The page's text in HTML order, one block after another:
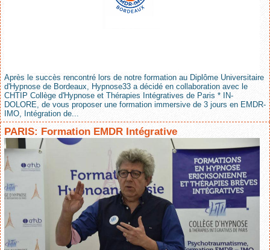
Après le succès rencontré lors de notre formation au Diplôme Universitaire
d'Hypnose de Bordeaux, Hypnose33 a décidé en collaboration avec le
CHTIP Collège d'Hypnose et Thérapies Intégratives de Paris * IN-
DOLORE, de vous proposer une formation immersive de 3 jours en EMDR-
IMO, Intégration de...
PARIS: Formation EMDR Intégrative